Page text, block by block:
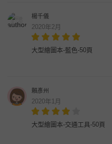
楊千儀
2020年2月
大型繪圖本-藍色-50頁
賴彥州
2020年1月
大型繪圖本-交通工具-50頁